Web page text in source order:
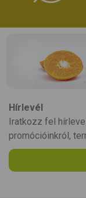
Hírlevél
Iratkozz fel
promócióinkról,